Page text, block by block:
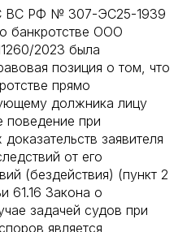
ВС РФ № 307-ЭС25-1939
банкротстве ООО
2023 была
позиция о том, что
прямо
должника лицу
поведение при
заявителя
от его
(бездействия) (пункт 2
61.16 Закона о
задачей судов при
является